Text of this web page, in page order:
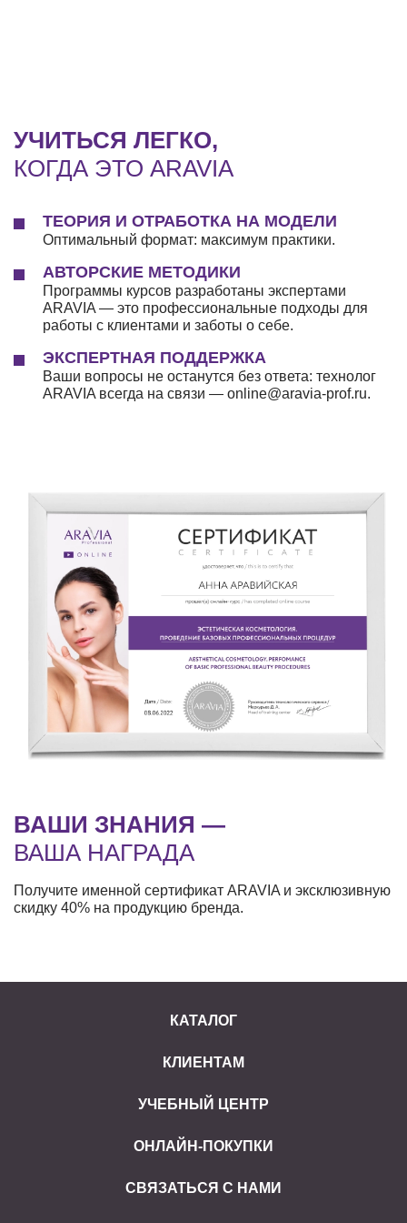
УЧИТЬСЯ ЛЕГКО,
КОГДА ЭТО ARAVIA
ТЕОРИЯ И ОТРАБОТКА НА МОДЕЛИ
Оптимальный формат: максимум практики.
АВТОРСКИЕ МЕТОДИКИ
Программы курсов разработаны экспертами
ARAVIA — это профессиональные подходы для
работы с клиентами и заботы о себе.
ЭКСПЕРТНАЯ ПОДДЕРЖКА
Ваши вопросы не останутся без ответа: технолог
ARAVIA всегда на связи — online@aravia-prof.ru.
ВАШИ ЗНАНИЯ —
ВАША НАГРАДА
Получите именной сертификат ARAVIA и эксклюзивную
скидку 40% на продукцию бренда.
КАТАЛОГ
КЛИЕНТАМ
УЧЕБНЫЙ ЦЕНТР
ОНЛАЙН-ПОКУПКИ
СВЯЗАТЬСЯ С НАМИ